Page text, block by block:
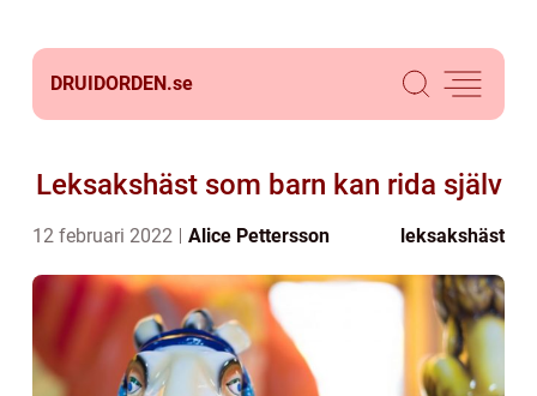
DRUIDORDEN.se
Leksakshäst som barn kan rida själv
12 februari 2022 Alice Pettersson leksakshäst